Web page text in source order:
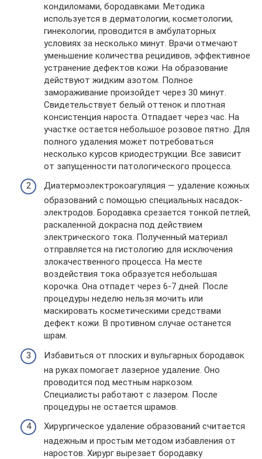
кондиломами, бородавками. Методика
используется в дерматологии, косметологии,
гинекологии, проводится в амбулаторных
условиях за несколько минут. Врачи отмечают
уменьшение количества рецидивов, эффективное
устранение дефектов кожи. На образование
действуют жидким азотом. Полное
замораживание произойдет через 30 минут.
Свидетельствует белый оттенок и плотная
консистенция нароста. Отпадает через час. На
участке остается небольшое розовое пятно. Для
полного удаления может потребоваться
несколько курсов криодеструкции. Все зависит
от запущенности патологического процесса.
Диатермоэлектрокоагуляция — удаление кожных
образований с помощью специальных насадок-
электродов. Бородавка срезается тонкой петлей,
раскаленной докрасна под действием
электрического тока. Полученный материал
отправляется на гистологию для исключения
злокачественного процесса. На месте
воздействия тока образуется небольшая
корочка. Она отпадет через 6-7 дней. После
процедуры неделю нельзя мочить или
маскировать косметическими средствами
дефект кожи. В противном случае останется
шрам.
Избавиться от плоских и вульгарных бородавок
на руках помогает лазерное удаление. Оно
проводится под местным наркозом.
Специалисты работают с лазером. После
процедуры не остается шрамов.
Хирургическое удаление образований считается
надежным и простым методом избавления от
наростов. Хирург вырезает бородавку